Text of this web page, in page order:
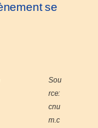
se
Sou
rce:
cnu
m.c